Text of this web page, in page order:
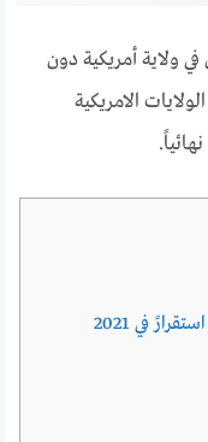
ولاية أمريكية دون
الامريكية
في 2021